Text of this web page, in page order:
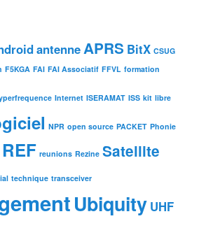
antenne APRS BitX CSUG
F5KGA FAI FAI Associatif FFVL formation
Internet ISERAMAT ISS kit libre
NPR open source PACKET Phonie
REF reunions Rezine Satellite
technique transceiver
Ubiquity UHF